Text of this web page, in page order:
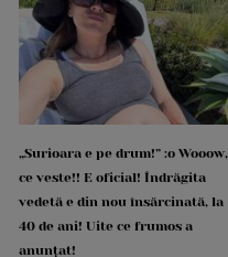
„Surioara e pe drum!” :o Wooow,
ce veste!! E oficial! Îndrăgita
vedetă e din nou însărcinată, la
40 de ani! Uite ce frumos a
anunțat!